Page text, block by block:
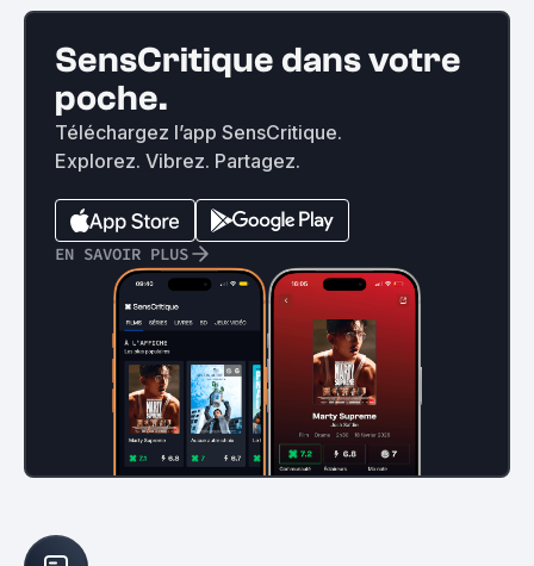
SensCritique dans votre
poche.
Téléchargez l’app SensCritique.
Explorez. Vibrez. Partagez.
EN SAVOIR PLUS